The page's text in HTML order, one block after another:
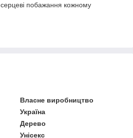
побажання кожному
Власне виробництво
Україна
Дерево
Унісекс